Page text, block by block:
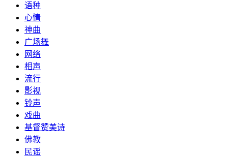
语种
心情
神曲
广场舞
网络
相声
流行
影视
铃声
戏曲
基督赞美诗
佛教
民谣